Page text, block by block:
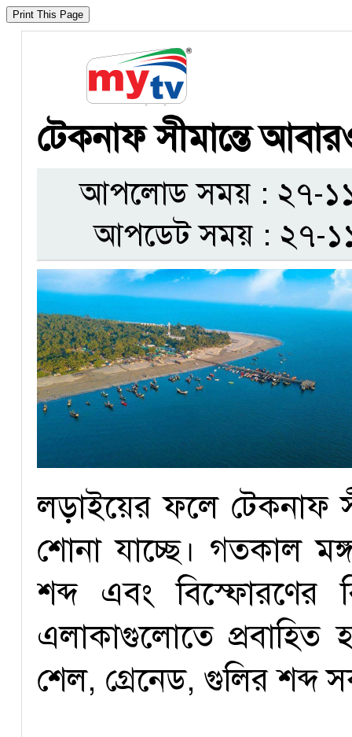
টেকনাফ সীমান্তে
আপলোড সময় : ২৭-
আপডেট সময় : ২৭-
লড়াইয়ের ফলে টেকনাফ
শোনা যাচ্ছে। গতকাল
শব্দ এবং বিস্ফোরণের
এলাকাগুলোতে প্রবাহিত
শেল, গ্রেনেড, গুলির শব্দ